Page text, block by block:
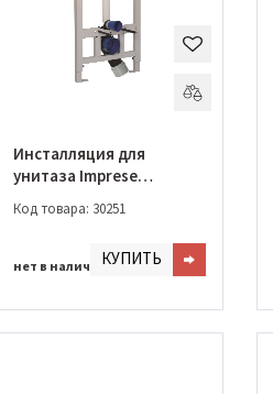
Инсталляция для
унитаза Imprese
Код товара: 30251
нет в наличииКУПИТЬ